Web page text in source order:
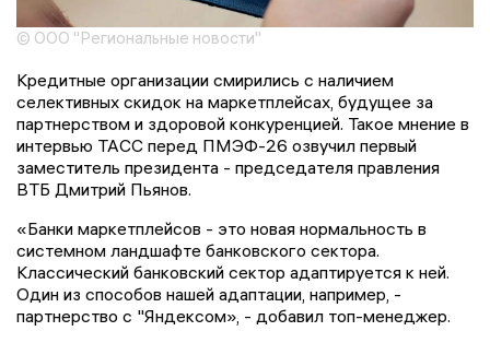
© ООО "Региональные новости"
Кредитные организации смирились с наличием
селективных скидок на маркетплейсах, будущее за
партнерством и здоровой конкуренцией. Такое мнение в
интервью ТАСС перед ПМЭФ-26 озвучил первый
заместитель президента - председателя правления
ВТБ Дмитрий Пьянов.
«Банки маркетплейсов - это новая нормальность в
системном ландшафте банковского сектора.
Классический банковский сектор адаптируется к ней.
Один из способов нашей адаптации, например, -
партнерство с "Яндексом», - добавил топ-менеджер.